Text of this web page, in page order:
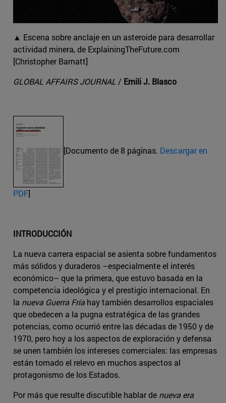
▲ Escena sobre anclaje en un asteroide para desarrollar
actividad minera, de ExplainingTheFuture.com
[Christopher Barnatt]
GLOBAL AFFAIRS JOURNAL / Emili J. Blasco
[Documento de 8 páginas. Descargar en
PDF]
INTRODUCCIÓN
La nueva carrera espacial se asienta sobre fundamentos
más sólidos y duraderos –especialmente el interés
económico– que la primera, que estuvo basada en la
competencia ideológica y el prestigio internacional. En
la nueva Guerra Fríahay también desarrollos espaciales
que obedecen a la pugna estratégica de las grandes
potencias, como ocurrió entre las décadas de 1950 y de
1970, pero hoy a los aspectos de exploración y defensa
se unen también los intereses comerciales: las empresas
están tomado el relevo en muchos aspectos al
protagonismo de los Estados.
Por más que resulte discutible hablar de nueva era